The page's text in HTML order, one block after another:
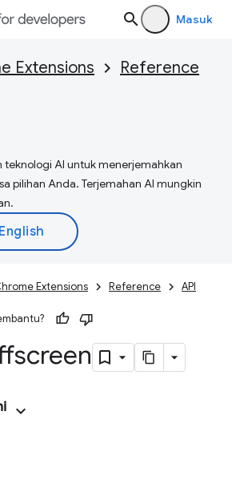
Masuk
Extensions
Reference
AI untuk menerjemahkan
pilihan Anda. Terjemahan AI mungkin
Extensions Reference API